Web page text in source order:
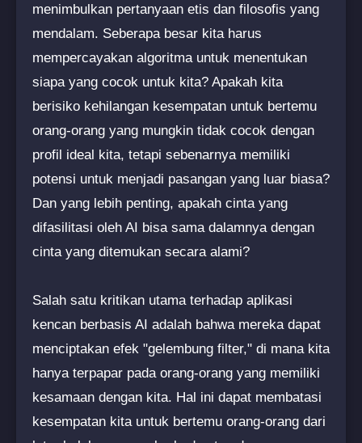
menimbulkan pertanyaan etis dan filosofis yang
mendalam. Seberapa besar kita harus
mempercayakan algoritma untuk menentukan
siapa yang cocok untuk kita? Apakah kita
berisiko kehilangan kesempatan untuk bertemu
orang-orang yang mungkin tidak cocok dengan
profil ideal kita, tetapi sebenarnya memiliki
potensi untuk menjadi pasangan yang luar biasa?
Dan yang lebih penting, apakah cinta yang
difasilitasi oleh AI bisa sama dalamnya dengan
cinta yang ditemukan secara alami?
Salah satu kritikan utama terhadap aplikasi
kencan berbasis AI adalah bahwa mereka dapat
menciptakan efek "gelembung filter," di mana kita
hanya terpapar pada orang-orang yang memiliki
kesamaan dengan kita. Hal ini dapat membatasi
kesempatan kita untuk bertemu orang-orang dari